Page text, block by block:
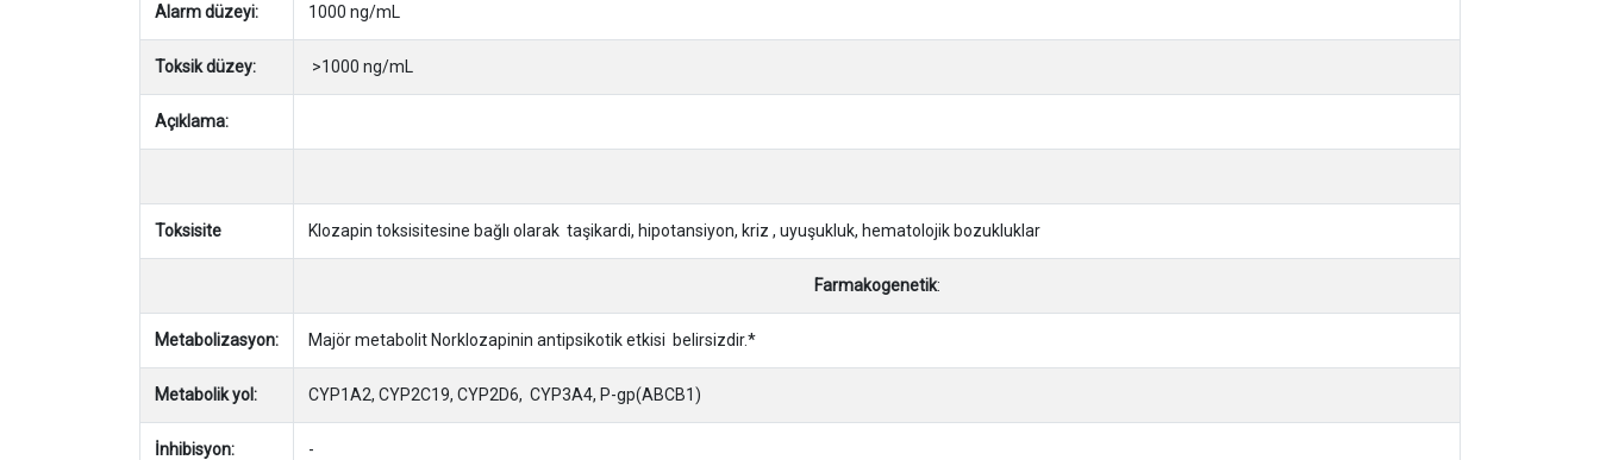
Alarm düzeyi: 1000 ng/mL
Toksik düzey: >1000 ng/mL
Açıklama:
Toksisite Klozapin toksisitesine bağlı olarak taşikardi, hipotansiyon, kriz , uyuşukluk, hematolojik bozukluklar
Farmakogenetik:
Metabolizasyon: Majör metabolit Norklozapinin antipsikotik etkisi belirsizdir.*
Metabolik yol: CYP1A2, CYP2C19, CYP2D6, CYP3A4, P-gp(ABCB1)
İnhibisyon: -